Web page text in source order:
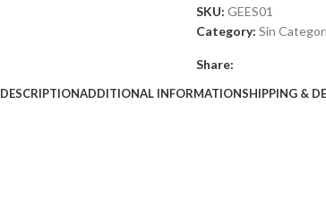
SKU: GEES01
Category: Sin
Share:
DESCRIPTIONADDITIONAL INFORMATIONSHIPPING &